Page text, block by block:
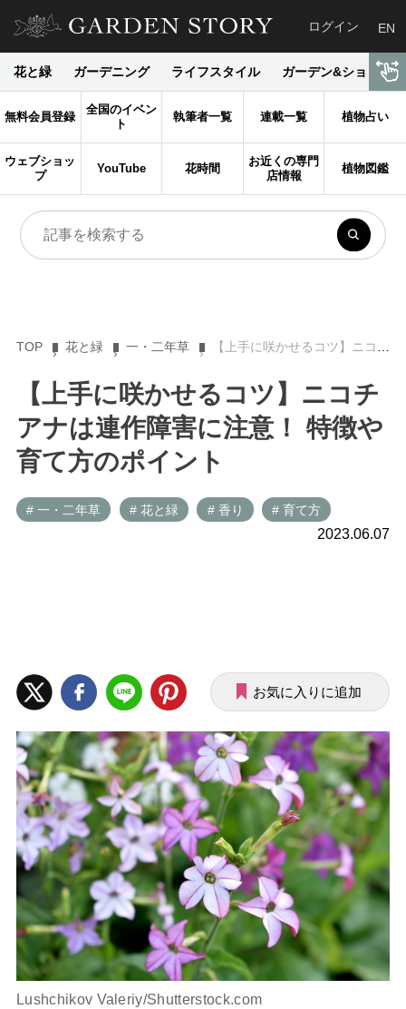
ログイン EN
花と緑 ガーデニング ライフスタイル ガーデン&ショップ
無料会員登録
全国のイベン
ト
執筆者一覧 連載一覧 植物占い
ウェブショッ
プ
YouTube 花時間
お近くの専門
店情報
植物図鑑
TOP 花と緑 一・二年草 【上手に咲かせるコツ】ニコチアナは連作障害に注意！ 特徴や育て方のポイント
【上手に咲かせるコツ】ニコチ
アナは連作障害に注意！ 特徴や
育て方のポイント
# 一・二年草 # 花と緑 # 香り # 育て方
2023.06.07
お気に入りに追加
Lushchikov Valeriy/Shutterstock.com